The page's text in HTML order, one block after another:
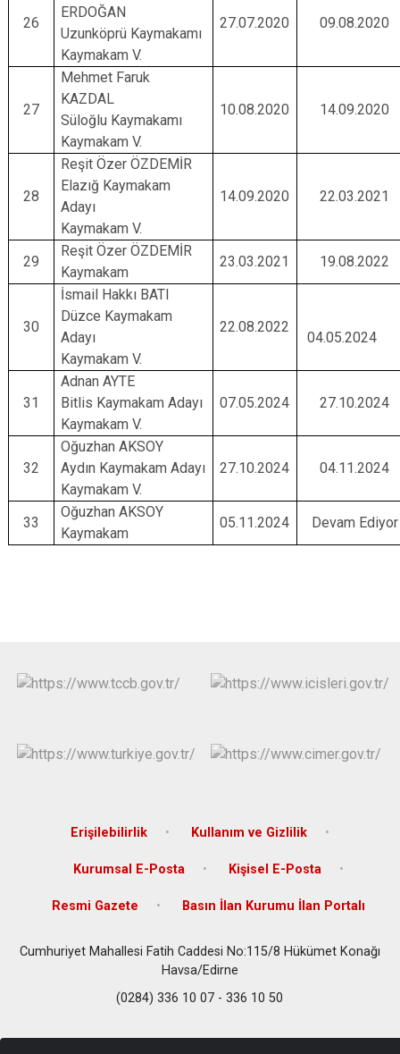
26
ERDOĞAN
Uzunköprü Kaymakamı
Kaymakam V.
27.07.2020 09.08.2020
27
Mehmet Faruk
KAZDAL
Süloğlu Kaymakamı
Kaymakam V.
10.08.2020 14.09.2020
28
Reşit Özer ÖZDEMİR
Elazığ Kaymakam
Adayı
Kaymakam V.
14.09.2020 22.03.2021
29
Reşit Özer ÖZDEMİR
Kaymakam
23.03.2021 19.08.2022
30
İsmail Hakkı BATI
Düzce Kaymakam
Adayı
Kaymakam V.
22.08.2022
31
Adnan AYTE
Bitlis Kaymakam Adayı
Kaymakam V.
07.05.2024 27.10.2024
32
Oğuzhan AKSOY
Aydın Kaymakam Adayı
Kaymakam V.
27.10.2024 04.11.2024
33
Oğuzhan AKSOY
Kaymakam
05.11.2024 Devam Ediyor
Erişilebilirlik Kullanım ve Gizlilik
Kurumsal E-Posta Kişisel E-Posta
Resmi Gazete Basın İlan Kurumu İlan Portalı
Cumhuriyet Mahallesi Fatih Caddesi No:115/8 Hükümet Konağı
Havsa/Edirne
(0284) 336 10 07 - 336 10 50